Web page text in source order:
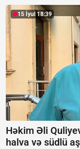
15 İyul 18:39
Həkim Əli
halva və südlü